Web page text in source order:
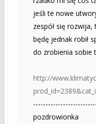
jeśli te nowe
zespół się
będę jednak robił
do zrobienia sobie
http://
pozdrowionka